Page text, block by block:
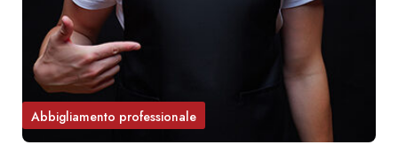
Abbigliamento professionale